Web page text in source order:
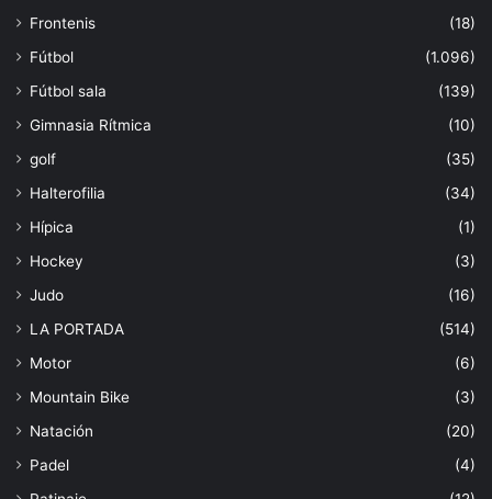
Frontenis
(18)
Fútbol
(1.096)
Fútbol sala
(139)
Gimnasia Rítmica
(10)
golf
(35)
Halterofilia
(34)
Hípica
(1)
Hockey
(3)
Judo
(16)
LA PORTADA
(514)
Motor
(6)
Mountain Bike
(3)
Natación
(20)
Padel
(4)